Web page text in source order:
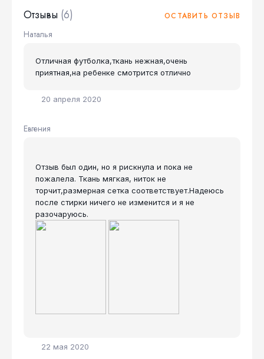
Отзывы (6) ОСТАВИТЬ ОТЗЫВ
Наталья
20 апреля 2020
Отличная футболка,ткань нежная,очень
приятная,на ребенке смотрится отлично
Евгения
22 мая 2020
Отзыв был один, но я рискнула и пока не
пожалела. Ткань мягкая, ниток не
торчит,размерная сетка соответствует.Надеюсь
после стирки ничего не изменится и я не
разочаруюсь.